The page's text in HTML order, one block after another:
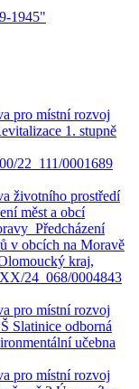
1945"
pro místní rozvoj
1. stupně
22_111/0001689
životního prostředí
měst a obcí
v obcích na Moravě
kraj,
24_068/0004843
pro místní rozvoj
Slatinice odborná
učebna
pro místní rozvoj